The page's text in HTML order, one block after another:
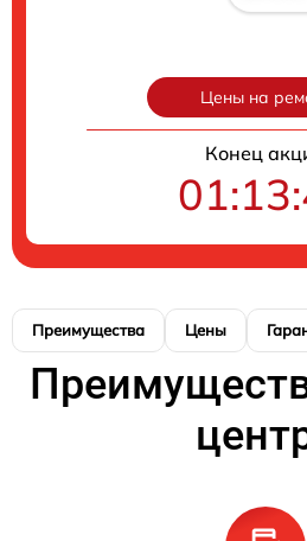
Цены на
Конец
Преимущества Цены